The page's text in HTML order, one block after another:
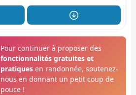
Pour continuer à proposer des
fonctionnalités gratuites et
pratiquesen randonnée, soutenez-
nous en donnant un petit coup de
pouce !